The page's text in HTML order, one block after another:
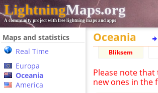
LightningMaps.org
A community project with free lightning maps and apps
Maps and statistics
Real Time
Europa
Oceania
America
Oceania
Bliksem
Please note
new ones in the